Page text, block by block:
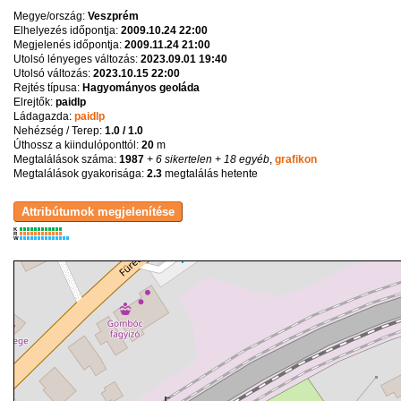
Megye/ország: Veszprém
Elhelyezés időpontja: 2009.10.24 22:00
Megjelenés időpontja: 2009.11.24 21:00
Utolsó lényeges változás: 2023.09.01 19:40
Utolsó változás: 2023.10.15 22:00
Rejtés típusa: Hagyományos geoláda
Elrejtők: paidlp
Ládagazda: paidlp
Nehézség / Terep: 1.0 / 1.0
Úthossz a kiindulóponttól: 20m
Megtalálások száma: 1987+ 6 sikertelen + 18 egyéb, grafikon
Megtalálások gyakorisága: 2.3megtalálás hetente
K
R
W